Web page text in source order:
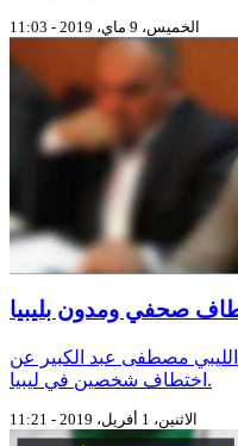
الخميس، 9 ماي، 2019 - 11:03
صحفي ومدون بليبيا
مصطفى عبد الكبير عن
اختطاف شخصين في ليبيا.
الاثنين، 1 أفريل، 2019 - 11:21